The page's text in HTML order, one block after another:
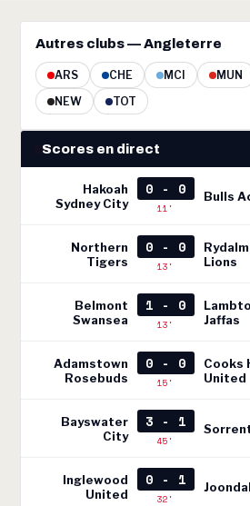
Autres clubs — Angleterre
ARS CHE MCI
MUN
NEW
TOT
Scores en direct
Hakoah
Sydney City
0 - 0
11'
Bulls
Northern
Tigers
0 - 0
13'
Lions
Belmont
Swansea
1 - 0
13'
Jaffas
Adamstown
Rosebuds
0 - 0
15'
Cooks
United
Bayswater
City
3 - 1
45'
Inglewood
United
0 - 1
32'